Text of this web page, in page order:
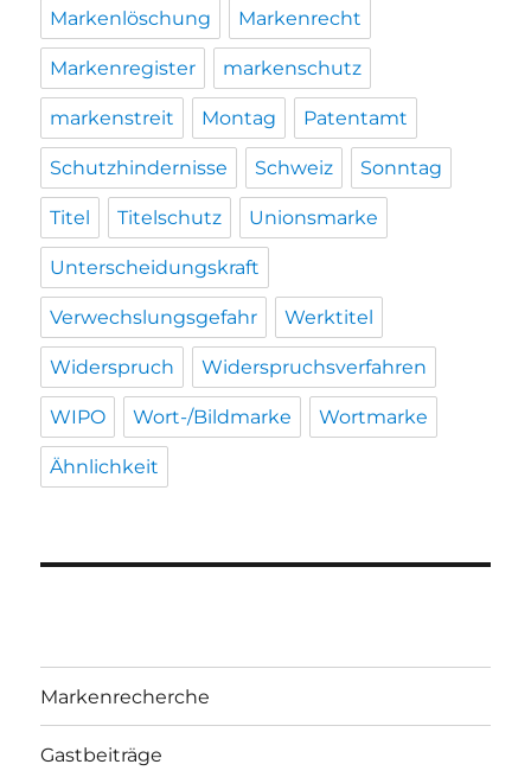
Markenlöschung Markenrecht
Markenregister markenschutz
markenstreit Montag Patentamt
Schutzhindernisse Schweiz Sonntag
Titel Titelschutz Unionsmarke
Unterscheidungskraft
Verwechslungsgefahr Werktitel
Widerspruch Widerspruchsverfahren
WIPO Wort-/Bildmarke Wortmarke
Ähnlichkeit
Markenrecherche
Gastbeiträge